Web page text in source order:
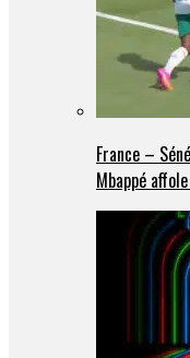
France –
Mbappé